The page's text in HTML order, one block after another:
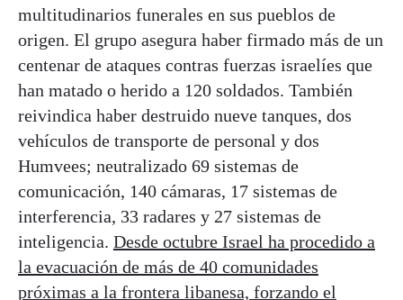
multitudinarios funerales en sus pueblos de
origen. El grupo asegura haber firmado más de un
centenar de ataques contras fuerzas israelíes que
han matado o herido a 120 soldados. También
reivindica haber destruido nueve tanques, dos
vehículos de transporte de personal y dos
Humvees; neutralizado 69 sistemas de
comunicación, 140 cámaras, 17 sistemas de
interferencia, 33 radares y 27 sistemas de
inteligencia. Desde octubre Israel ha procedido a
la evacuación de más de 40 comunidades
próximas a la frontera libanesa, forzando el